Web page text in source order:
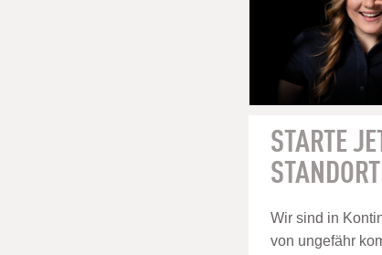
STARTE
Wir sind in
von ungefähr